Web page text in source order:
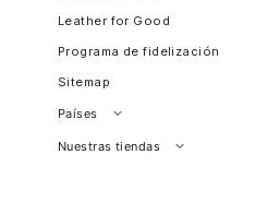
Leather for Good
Programa de fidelización
Sitemap
Países
Perú
Nuestras tiendas